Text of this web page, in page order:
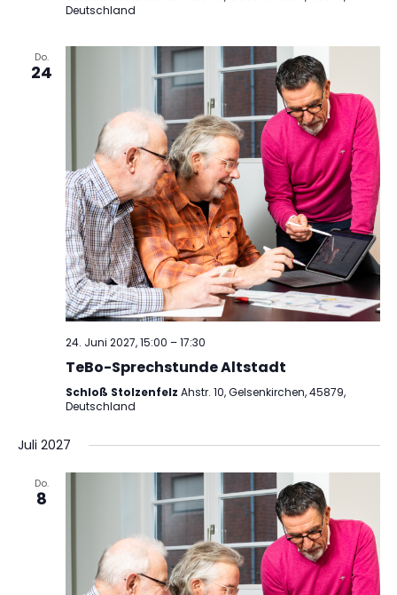
Deutschland
Do.
24
24. Juni 2027, 15:00 –17:30
TeBo-Sprechstunde Altstadt
Schloß Stolzenfelz Ahstr. 10, Gelsenkirchen, 45879,
Deutschland
Juli 2027
Do.
8